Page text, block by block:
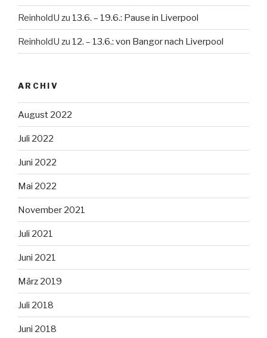
ReinholdU zu 13.6. – 19.6.: Pause in Liverpool
ReinholdU zu 12. – 13.6.: von Bangor nach Liverpool
ARCHIV
August 2022
Juli 2022
Juni 2022
Mai 2022
November 2021
Juli 2021
Juni 2021
März 2019
Juli 2018
Juni 2018